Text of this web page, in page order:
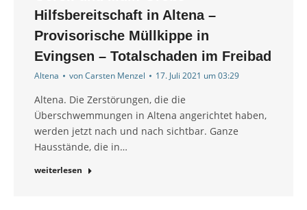
Hilfsbereitschaft in Altena –
Provisorische Müllkippe in
Evingsen – Totalschaden im Freibad
Altena vonCarsten Menzel 17. Juli 2021 um 03:29
Altena. Die Zerstörungen, die die
Überschwemmungen in Altena angerichtet haben,
werden jetzt nach und nach sichtbar. Ganze
Hausstände, die in…
weiterlesen